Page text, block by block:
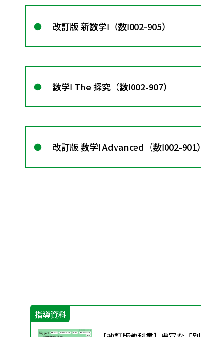
改訂版 新数学Ⅰ（数Ⅰ002-905）
数学Ⅰ The 探究（数Ⅰ002-907）
改訂版 数学Ⅰ Advanced（数Ⅰ002-901）
指導資料